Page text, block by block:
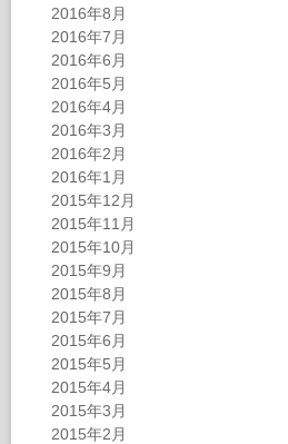
2016年8月
2016年7月
2016年6月
2016年5月
2016年4月
2016年3月
2016年2月
2016年1月
2015年12月
2015年11月
2015年10月
2015年9月
2015年8月
2015年7月
2015年6月
2015年5月
2015年4月
2015年3月
2015年2月